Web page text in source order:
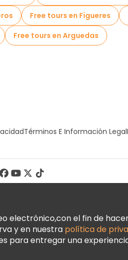
Free tours en Figueres
Free tours en Arguedas
Términos E Información Legal
el fin de
y en nuestra política de
para entregar una